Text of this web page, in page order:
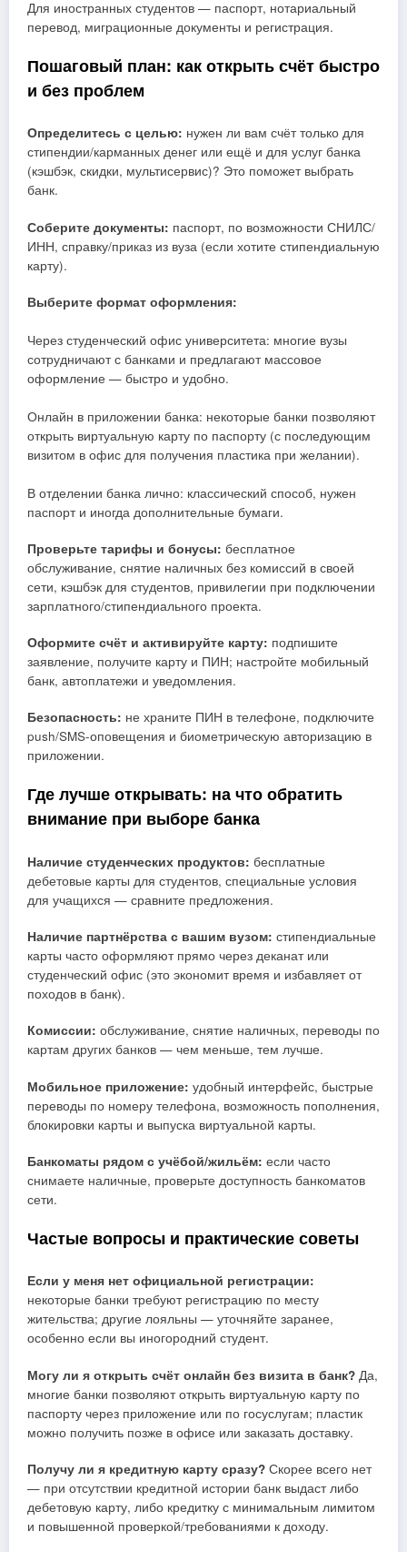
Для иностранных студентов — паспорт, нотариальный
перевод, миграционные документы и регистрация.
Пошаговый план: как открыть счёт быстро
и без проблем
Определитесь с целью: нужен ли вам счёт только для
стипендии/карманных денег или ещё и для услуг банка
(кэшбэк, скидки, мультисервис)? Это поможет выбрать
банк.
Соберите документы: паспорт, по возможности СНИЛС/
ИНН, справку/приказ из вуза (если хотите стипендиальную
карту).
Выберите формат оформления:
Через студенческий офис университета: многие вузы
сотрудничают с банками и предлагают массовое
оформление — быстро и удобно.
Онлайн в приложении банка: некоторые банки позволяют
открыть виртуальную карту по паспорту (с последующим
визитом в офис для получения пластика при желании).
В отделении банка лично: классический способ, нужен
паспорт и иногда дополнительные бумаги.
Проверьте тарифы и бонусы: бесплатное
обслуживание, снятие наличных без комиссий в своей
сети, кэшбэк для студентов, привилегии при подключении
зарплатного/стипендиального проекта.
Оформите счёт и активируйте карту: подпишите
заявление, получите карту и ПИН; настройте мобильный
банк, автоплатежи и уведомления.
Безопасность: не храните ПИН в телефоне, подключите
push/SMS‑оповещения и биометрическую авторизацию в
приложении.
Где лучше открывать: на что обратить
внимание при выборе банка
Наличие студенческих продуктов: бесплатные
дебетовые карты для студентов, специальные условия
для учащихся — сравните предложения.
Наличие партнёрства с вашим вузом: стипендиальные
карты часто оформляют прямо через деканат или
студенческий офис (это экономит время и избавляет от
походов в банк).
Комиссии: обслуживание, снятие наличных, переводы по
картам других банков — чем меньше, тем лучше.
Мобильное приложение: удобный интерфейс, быстрые
переводы по номеру телефона, возможность пополнения,
блокировки карты и выпуска виртуальной карты.
Банкоматы рядом с учёбой/жильём: если часто
снимаете наличные, проверьте доступность банкоматов
сети.
Частые вопросы и практические советы
Если у меня нет официальной регистрации:
некоторые банки требуют регистрацию по месту
жительства; другие лояльны — уточняйте заранее,
особенно если вы иногородний студент.
Могу ли я открыть счёт онлайн без визита в банк? Да,
многие банки позволяют открыть виртуальную карту по
паспорту через приложение или по госуслугам; пластик
можно получить позже в офисе или заказать доставку.
Получу ли я кредитную карту сразу? Скорее всего нет
— при отсутствии кредитной истории банк выдаст либо
дебетовую карту, либо кредитку с минимальным лимитом
и повышенной проверкой/требованиями к доходу.